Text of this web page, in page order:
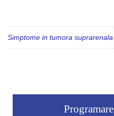
Simptome in tumora suprarenala
Programare